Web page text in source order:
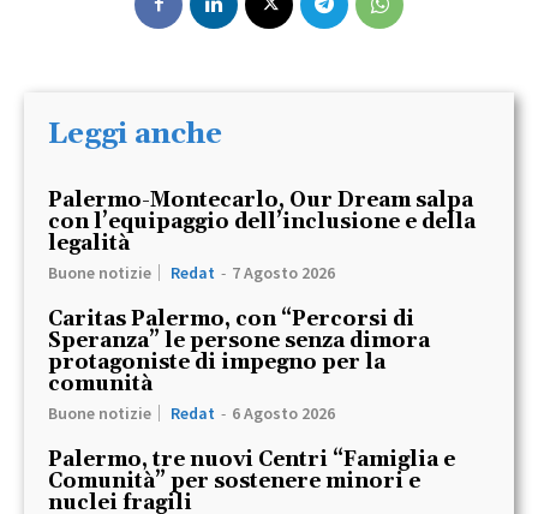
Leggi anche
Palermo-Montecarlo, Our Dream salpa
con l’equipaggio dell’inclusione e della
legalità
Buone notizie Redat - 7 Agosto 2026
Caritas Palermo, con “Percorsi di
Speranza” le persone senza dimora
protagoniste di impegno per la
comunità
Buone notizie Redat - 6 Agosto 2026
Palermo, tre nuovi Centri “Famiglia e
Comunità” per sostenere minori e
nuclei fragili